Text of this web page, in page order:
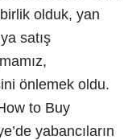
olduk, yan
satış
önlemek oldu.
to Buy
yabancıların